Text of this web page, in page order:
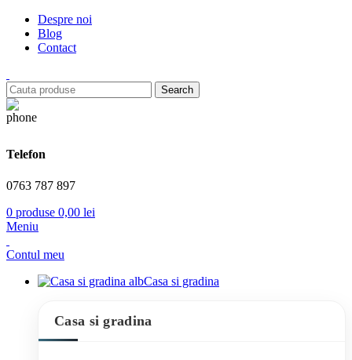
Despre noi
Blog
Contact
Search
Telefon
0763 787 897
0 produse 0,00 lei
Meniu
Contul meu
Casa si gradina
Casa si gradina